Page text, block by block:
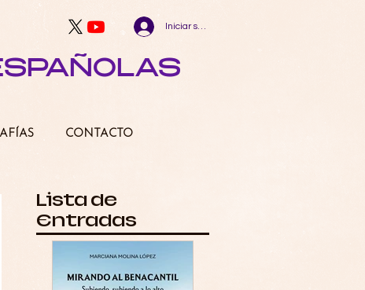
Iniciar sesión
Lista de
Entradas
CONTACTO